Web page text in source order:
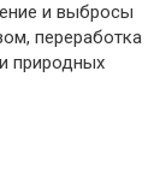
и выбросы
переработка
природных